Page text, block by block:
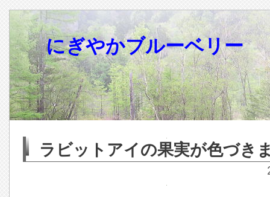
にぎやかブルーベリー
ラビットアイの果実が色づき